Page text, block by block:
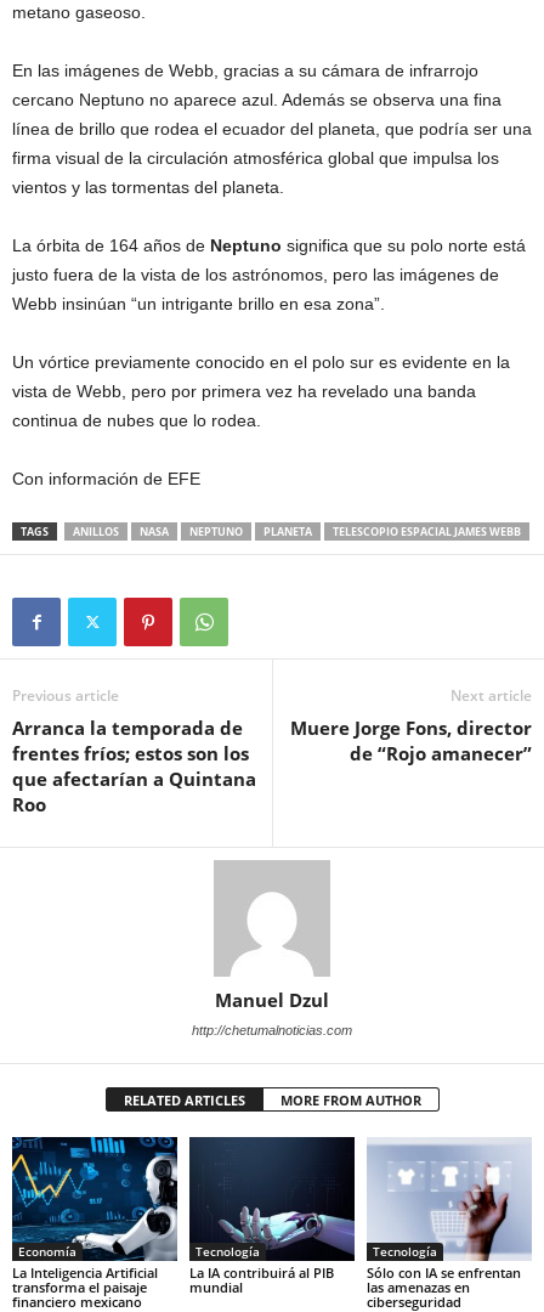
metano gaseoso.
En las imágenes de Webb, gracias a su cámara de infrarrojo
cercano Neptuno no aparece azul. Además se observa una fina
línea de brillo que rodea el ecuador del planeta, que podría ser una
firma visual de la circulación atmosférica global que impulsa los
vientos y las tormentas del planeta.
La órbita de 164 años de Neptuno significa que su polo norte está
justo fuera de la vista de los astrónomos, pero las imágenes de
Webb insinúan “un intrigante brillo en esa zona”.
Un vórtice previamente conocido en el polo sur es evidente en la
vista de Webb, pero por primera vez ha revelado una banda
continua de nubes que lo rodea.
Con información de EFE
TAGS ANILLOS NASA NEPTUNO PLANETA TELESCOPIO ESPACIAL JAMES WEBB
Previous article
Arranca la temporada de
frentes fríos; estos son los
que afectarían a Quintana
Roo
Next article
Muere Jorge Fons, director
de “Rojo amanecer”
Manuel Dzul
http://chetumalnoticias.com
RELATED ARTICLES MORE FROM AUTHOR
Economía
La Inteligencia Artificial
transforma el paisaje
financiero mexicano
Tecnología
La IA contribuirá al PIB
mundial
Tecnología
Sólo con IA se enfrentan
las amenazas en
ciberseguridad